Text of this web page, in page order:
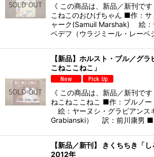
《 この商品は、新品／新刊で
こねこのおひげちゃん ■作：サ
ャーク(Samuil Marshak) 絵：
ベデフ（ウラジミール・レーベ
【新品】ホルスト・ブル／グ
こねここねこ」
《 この商品は、新品／新刊で
ねこねここねこ ■作：ブルノー
絵：ヤーヌシ・グラビアンス
Grabianski） 訳：前川康男
【新品／新刊】 きくちちき「し
2012年